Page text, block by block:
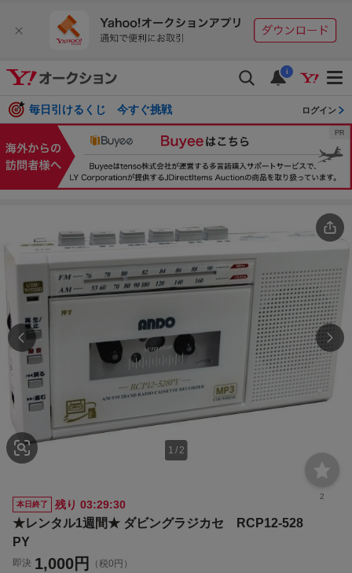
i
毎日引けるくじ 今すぐ挑戦 ログイン
1 /2
2
本日終了
残り 03:29:29
★レンタル1週間★ ダビングラジカセ RCP12-528
PY
即決 1,000円
（税0円）